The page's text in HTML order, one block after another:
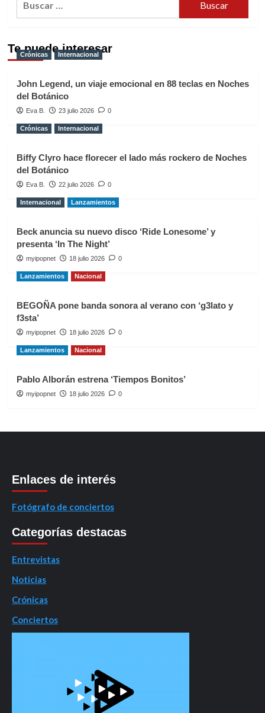
Te puede interesar
Crónicas Internacional
John Legend, un viaje emocional en 88 teclas en Noches
del Botánico
Eva B. 23 julio 2026 0
Crónicas Internacional
Biffy Clyro hace florecer el lado más rockero de Noches
del Botánico
Eva B. 22 julio 2026 0
Internacional Lanzamientos
Beck anuncia su nuevo disco ‘Ride Lonesome’ y
presenta ‘In The Night’
myipopnet 18 julio 2026 0
Lanzamientos Nacional
BEGOÑA pone banda sonora al verano con ‘g3lato y
f3sta’
myipopnet 18 julio 2026 0
Lanzamientos Nacional
Pablo Alborán estrena ‘Tiempos Bonitos’
myipopnet 18 julio 2026 0
Enlaces de interés
Fotógrafo de conciertos
Categorías destacas
Entrevistas
Noticias
Crónicas
Conciertos